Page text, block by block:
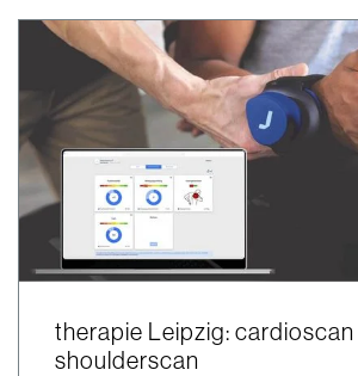
therapie Leipzig:
shoulderscan